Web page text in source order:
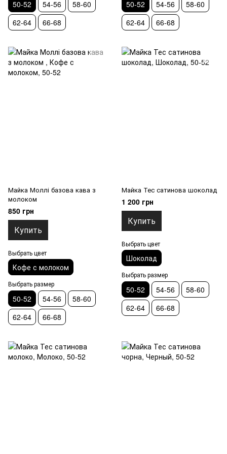
50-52 54-56
58-60
62-64
66-68
50-52 54-56
58-60
62-64
66-68
Майка Моллі базова кава з
молоком
850 грн
Купить
Выбрать цвет
Кофе с молоком
Выбрать размер
50-52 54-56
58-60
62-64
66-68
Майка Тес сатинова шоколад
1 200 грн
Купить
Выбрать цвет
Шоколад
Выбрать размер
50-52 54-56
58-60
62-64
66-68